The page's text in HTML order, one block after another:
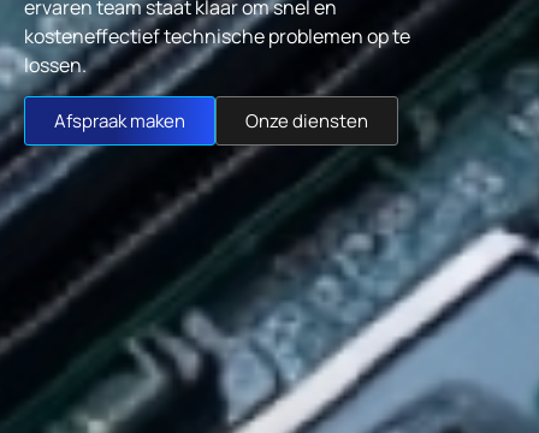
ervaren team staat klaar om snel en
kosteneffectief technische problemen op te
lossen.
Afspraak maken Onze diensten